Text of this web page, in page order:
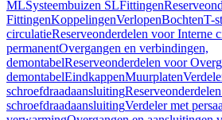
MLSysteembuizen SLFittingen
FittingenKoppelingenVerlopenBochtenT-
circulatieReserveonderdelen voor Interne
permanentOvergangen en verbindingen,
demontabelReserveonderdelen voor
demontabelEindkappenMuurplaten
schroefdraadaansluiting
schroefdraadaansluitingVerdeler met